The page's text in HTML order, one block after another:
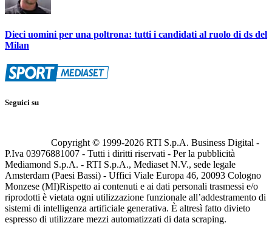
Dieci uomini per una poltrona: tutti i candidati al ruolo di ds del
Milan
Seguici su
Copyright © 1999-2026 RTI S.p.A. Business Digital -
P.Iva 03976881007 - Tutti i diritti riservati - Per la pubblicità
Mediamond S.p.A. - RTI S.p.A., Mediaset N.V., sede legale
Amsterdam (Paesi Bassi) - Uffici Viale Europa 46, 20093 Cologno
Monzese (MI)Rispetto ai contenuti e ai dati personali trasmessi e/o
riprodotti è vietata ogni utilizzazione funzionale all’addestramento di
sistemi di intelligenza artificiale generativa. È altresì fatto divieto
espresso di utilizzare mezzi automatizzati di data scraping.